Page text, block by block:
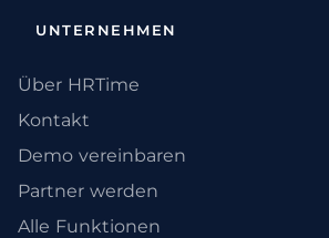
UNTERNEHMEN
Über HRTime
Kontakt
Demo vereinbaren
Partner werden
Alle Funktionen